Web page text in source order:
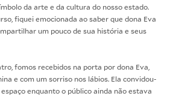
da arte e da cultura do nosso estado.
fiquei emocionada ao saber que dona Eva
um pouco de sua história e seus
fomos recebidos na porta por dona Eva,
e com um sorriso nos lábios. Ela convidou-
enquanto o público ainda não estava